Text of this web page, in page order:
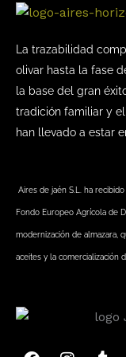
La trazabilidad
olivar hasta la fase
la base del gran
tradición familiar y
han llevado a estar
Aires de jaén S.L. ha
Fondo Europeo Agrícola de
modernización de almazara,
aceites y la comercialización
F
I
T